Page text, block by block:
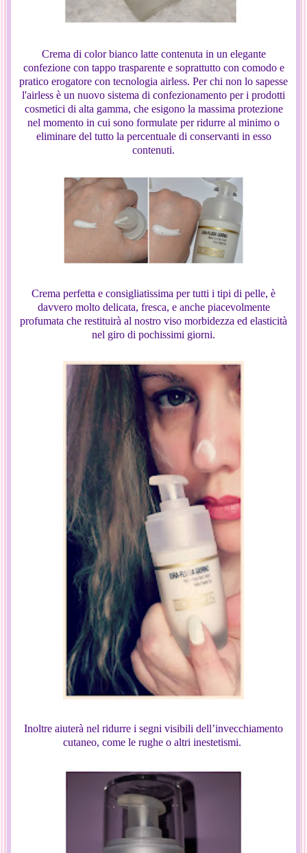
Crema di color bianco latte contenuta in un elegante
confezione con tappo trasparente e soprattutto con comodo e
pratico erogatore con tecnologia airless. Per chi non lo sapesse
l'airless è un nuovo sistema di confezionamento per i prodotti
cosmetici di alta gamma, che esigono la massima protezione
nel momento in cui sono formulate per ridurre al minimo o
eliminare del tutto la percentuale di conservanti in esso
contenuti.
Crema perfetta e consigliatissima per tutti i tipi di pelle, è
davvero molto delicata, fresca, e anche piacevolmente
profumata che restituirà al nostro viso morbidezza ed elasticità
nel giro di pochissimi giorni.
Inoltre aiuterà nel ridurre i segni visibili dell’invecchiamento
cutaneo, come le rughe o altri inestetismi.